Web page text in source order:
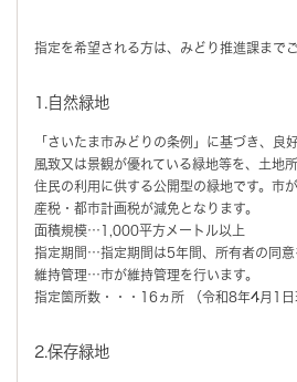
指定を希望される方は、みどり推進課まで
1.自然緑地
「さいたま市みどりの条例」に基づき、良
風致又は景観が優れている緑地等を、土地
住民の利用に供する公開型の緑地です。市
産税・都市計画税が減免となります。
面積規模…1,000平方メートル以上
指定期間…指定期間は5年間、所有者の同意
維持管理…市が維持管理を行います。
指定箇所数・・・16ヵ所 （令和8年4月1日
2.保存緑地